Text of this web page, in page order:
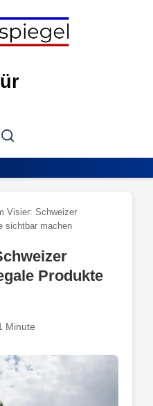
Search
Visier: Schweizer
sichtbar machen
Produkte
Minute